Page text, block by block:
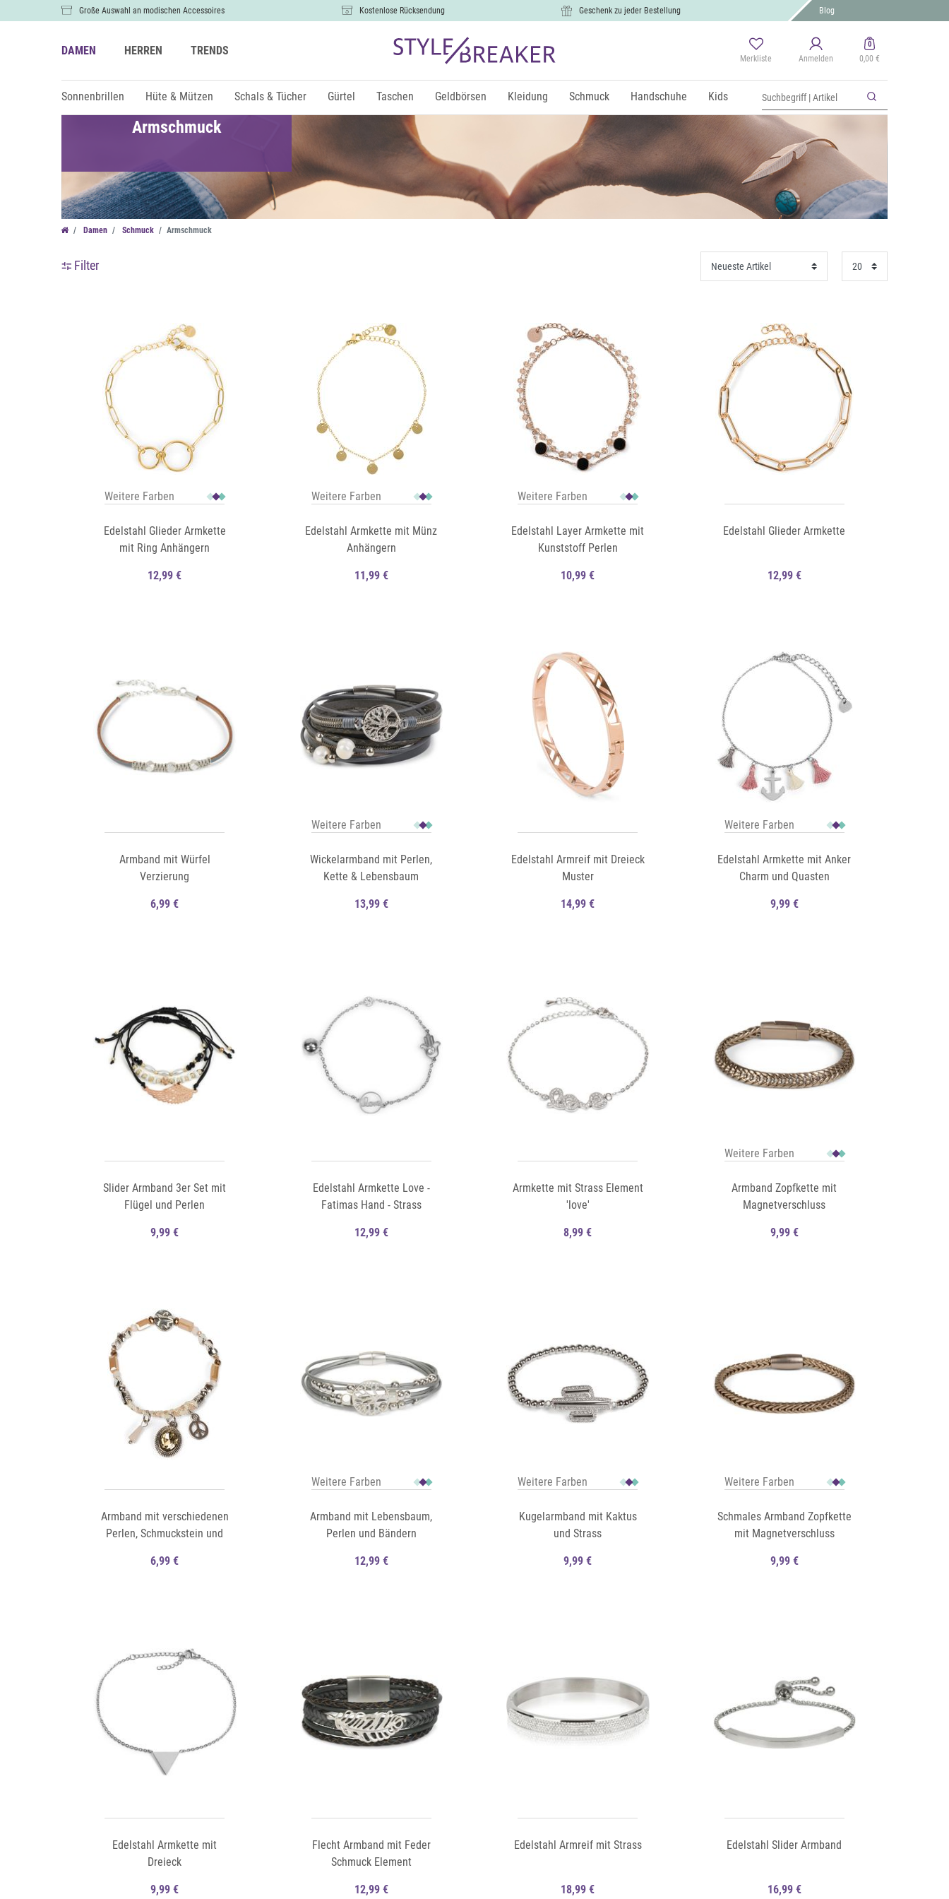
Große Auswahl an modischen Accessoires Kostenlose Rücksendung Geschenk zu jeder Bestellung Blog
DAMEN HERREN TRENDS
Merkliste Anmelden
0
0,00 €
Sonnenbrillen Hüte & Mützen Schals & Tücher Gürtel Taschen Geldbörsen Kleidung Schmuck Handschuhe Kids
Armschmuck
Damen Schmuck Armschmuck
Filter
Farbe
Weitere Farben
Edelstahl Glieder Armkette
mit Ring Anhängern
12,99 €
Weitere Farben
Edelstahl Armkette mit Münz
Anhängern
11,99 €
Weitere Farben
Edelstahl Layer Armkette mit
Kunststoff Perlen
10,99 €
Edelstahl Glieder Armkette
12,99 €
Armband mit Würfel
Verzierung
6,99 €
Weitere Farben
Wickelarmband mit Perlen,
Kette & Lebensbaum
13,99 €
Edelstahl Armreif mit Dreieck
Muster
14,99 €
Weitere Farben
Edelstahl Armkette mit Anker
Charm und Quasten
9,99 €
Slider Armband 3er Set mit
Flügel und Perlen
9,99 €
Edelstahl Armkette Love -
Fatimas Hand - Strass
12,99 €
Armkette mit Strass Element
'love'
8,99 €
Weitere Farben
Armband Zopfkette mit
Magnetverschluss
9,99 €
Armband mit verschiedenen
Perlen, Schmuckstein und
6,99 €
Weitere Farben
Armband mit Lebensbaum,
Perlen und Bändern
12,99 €
Weitere Farben
Kugelarmband mit Kaktus
und Strass
9,99 €
Weitere Farben
Schmales Armband Zopfkette
mit Magnetverschluss
9,99 €
Edelstahl Armkette mit
Dreieck
9,99 €
Flecht Armband mit Feder
Schmuck Element
12,99 €
Edelstahl Armreif mit Strass
18,99 €
Edelstahl Slider Armband
16,99 €